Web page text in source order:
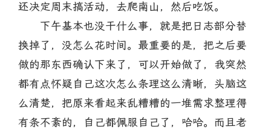
还决定周末搞活动，去爬南山，然后吃饭。
下午基本也没干什么事，就是把日志部分替
换掉了，没怎么花时间。最重要的是，把之后要
做的那东西确认下来了，可以开始做了，我突然
都有点怀疑自己这次怎么条理这么清晰，头脑这
么清楚，把原来看起来乱糟糟的一堆需求整理得
有条不紊的，自己都佩服自己了，哈哈。而且老